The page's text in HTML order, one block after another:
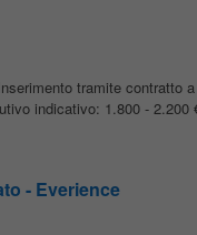
tramite contratto a
indicativo: 1.800 - 2.200
- Everience